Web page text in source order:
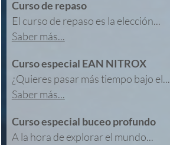
Curso de repaso
El curso de repaso es la elección...
Saber más...
Curso especial EAN NITROX
¿Quieres pasar más tiempo bajo el...
Saber más...
Curso especial buceo profundo
A la hora de explorar el mundo...